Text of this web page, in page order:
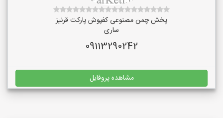
پخش چمن مصنوعی کفپوش پارکت قرنیز
ساری
09113290242
مشاهده پروفایل